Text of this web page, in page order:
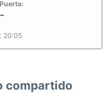
Puerta:
-
20:05
compartido